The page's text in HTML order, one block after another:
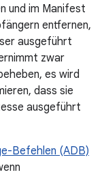
und im Manifest
entfernen,
ausgeführt
zwar
es wird
dass sie
ausgeführt
Befehlen (ADB)